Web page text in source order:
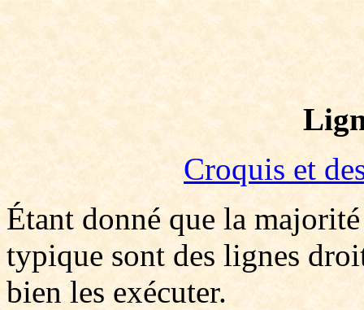
Croquis et
Étant donné que la
typique sont des lignes
bien les exécuter.